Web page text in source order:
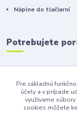
Náplne do tlačiarní
Potrebujete
(Po-Pia, 10-16 hod.)
Pre základnú
účely a v prípade
využívame
cookies môžete